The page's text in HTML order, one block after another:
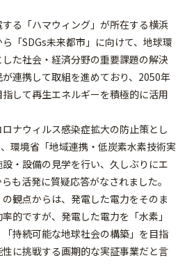
る「ハマウィング」が所在する横浜
「SDGs未来都市」に向けて、地球環
た社会・経済分野の重要課題の解決
連携して取組を進めており、2050年
して再生エネルギーを積極的に活用
ナウィルス感染症拡大の防止策とし
環境省「地域連携・低炭素水素技術実
・設備の見学を行い、久しぶりにエ
も活発に質疑応答がなされました。
観点からは、発電した電力をそのま
的ですが、発電した電力を「水素」
持続可能な地球社会の構築」を目指
に挑戦する画期的な実証事業だと言